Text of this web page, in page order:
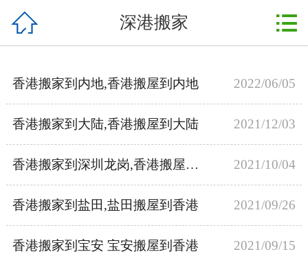
深港搬家
新闻动态
搬家现场
 深港搬家 
香港搬家到内地,香港搬屋到内地 2022/06/05
香港搬家到大陆,香港搬屋到大陆 2021/12/03
香港搬家到深圳龙岗,香港搬屋到龙岗 2021/10/04
香港搬家到盐田,盐田搬屋到香港 2021/09/26
香港搬家到宝安 宝安搬屋到香港 2021/09/15